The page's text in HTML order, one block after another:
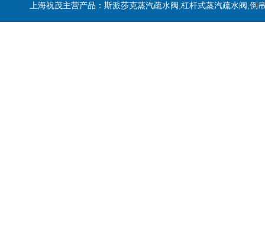
上海祝茂主营产品：斯派莎克蒸汽疏水阀,杠杆式蒸汽疏水阀,倒